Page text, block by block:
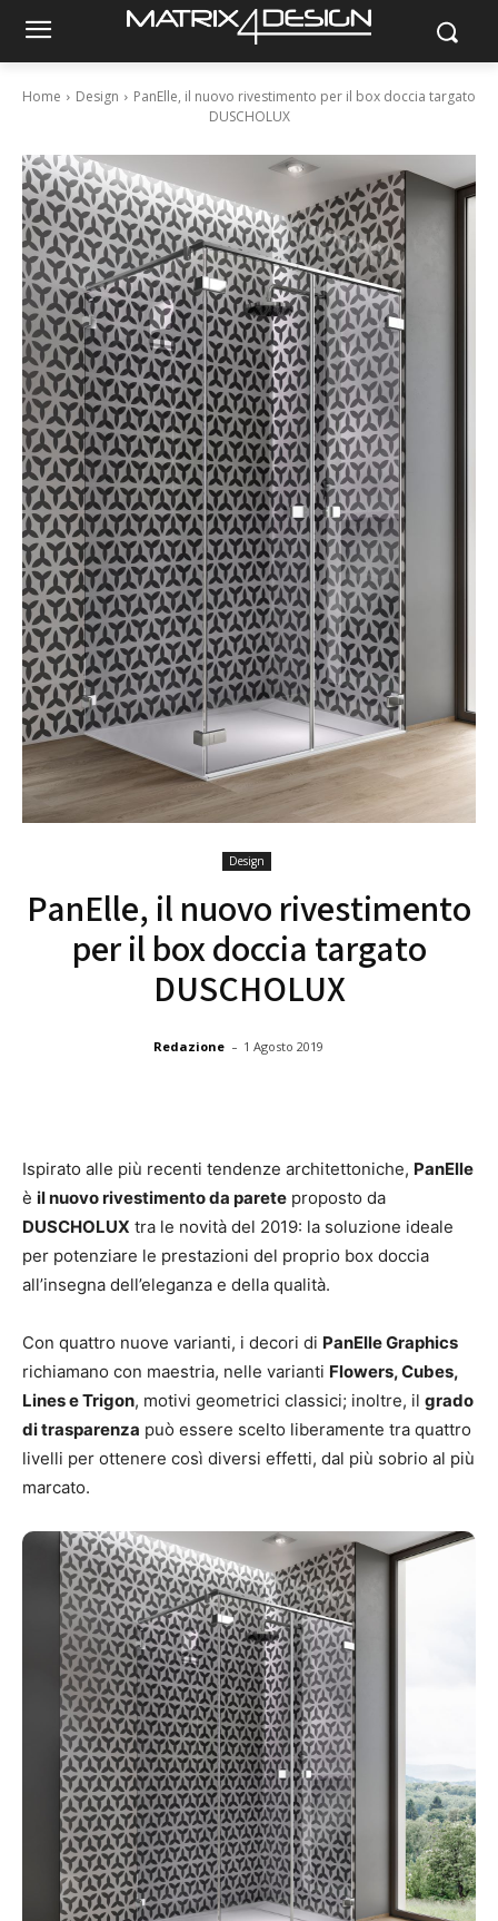
Home Design
PanElle, il nuovo rivestimento per il box doccia targato
DUSCHOLUX
Design
PanElle, il nuovo rivestimento
per il box doccia targato
DUSCHOLUX
Redazione - 1 Agosto 2019
Ispirato alle più recenti tendenze architettoniche, PanElle
è il nuovo rivestimento da parete proposto da
DUSCHOLUX tra le novità del 2019: la soluzione ideale
per potenziare le prestazioni del proprio box doccia
all’insegna dell’eleganza e della qualità.
Con quattro nuove varianti, i decori di PanElle Graphics
richiamano con maestria, nelle varianti Flowers, Cubes,
Lines e Trigon, motivi geometrici classici; inoltre, il grado
di trasparenza può essere scelto liberamente tra quattro
livelli per ottenere così diversi effetti, dal più sobrio al più
marcato.